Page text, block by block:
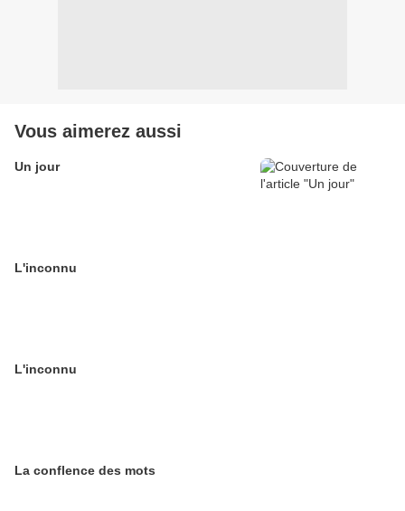
Vous aimerez aussi
Un jour
L'inconnu
L'inconnu
La conflence des mots